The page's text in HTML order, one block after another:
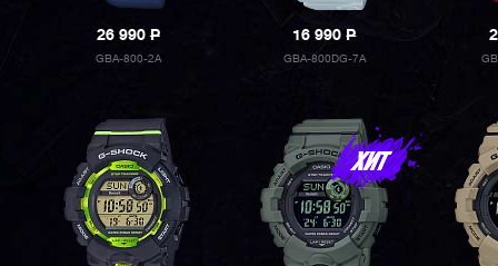
26 990P
GBA-800-2A
16 990P
GBA-800DG-7A